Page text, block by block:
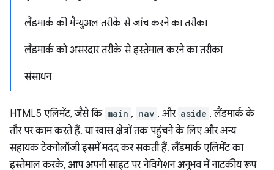
लैंडमार्क की मैन्युअल तरीके से जांच करने का तरीका
लैंडमार्क को असरदार तरीके से इस्तेमाल करने का तरीका
संसाधन
HTML5 एलिमेंट, जैसे कि main , nav , और aside , लैंडमार्क के
तौर पर काम करते हैं. या खास क्षेत्रों तक पहुंचने के लिए और अन्य
सहायक टेक्नोलॉजी इसमें मदद कर सकती हैं. लैंडमार्क एलिमेंट का
इस्तेमाल करके, आप अपनी साइट पर नेविगेशन अनुभव में नाटकीय रूप